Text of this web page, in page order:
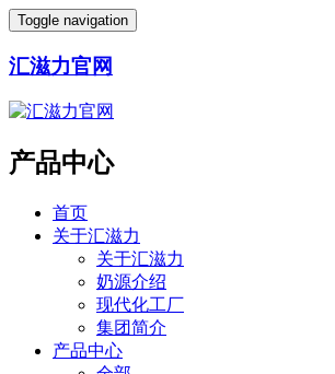
Toggle navigation
汇滋力官网
产品中心
首页
关于汇滋力
关于汇滋力
奶源介绍
现代化工厂
集团简介
产品中心